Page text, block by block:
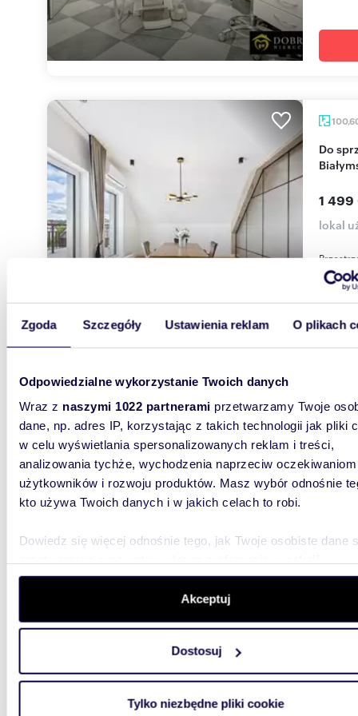
Zgoda Szczegóły Ustawienia reklam O plikach
Odpowiedzialne wykorzystanie Twoich danych
Wraz z naszymi 1022 partnerami przetwarzamy Twoje
dane, np. adres IP, korzystając z takich technologii jak pliki
w celu wyświetlania spersonalizowanych reklam i treści,
analizowania tychże, wychodzenia naprzeciw oczekiwaniom
użytkowników i rozwoju produktów. Masz wybór odnośnie
kto używa Twoich danych i w jakich celach to robi.
Dowiedz się więcej odnośnie tego, jak Twoje osobiste dane
szczegółów. W Deklaracji plików cookie możesz zmienić
wycofać swoją zgodę w dowolnej chwili.
aby oferować funkcje społecznościowe i analizować ruch w
witrynie. Informacje o tym, jak korzystasz z naszej witryny,
analitycznym. Partnerzy mogą połączyć te informacje z
Akceptuj
Dostosuj
Tylko niezbędne pliki cookie
Do sprzedania przestronny lokal 100,6 m² w
1 499
lokal
się z
56m2
650